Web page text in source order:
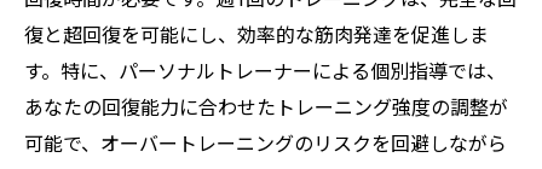
復と超回復を可能にし、効率的な筋肉発達を促進しま
す。特に、パーソナルトレーナーによる個別指導では、
あなたの回復能力に合わせたトレーニング強度の調整が
可能で、オーバートレーニングのリスクを回避しながら